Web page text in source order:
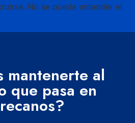
No se puede entender el
mantenerte al
que pasa en